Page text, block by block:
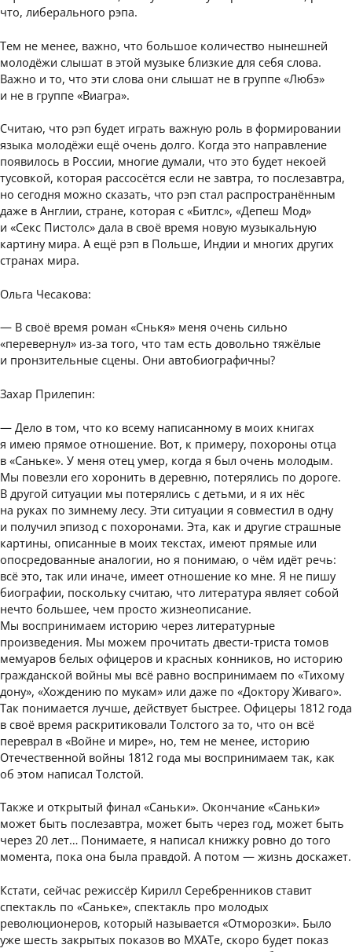
что, либерального рэпа.
Тем не менее, важно, что большое количество нынешней
молодёжи слышат в этой музыке близкие для себя слова.
Важно и то, что эти слова они слышат не в группе «Любэ»
и не в группе «Виагра».
Считаю, что рэп будет играть важную роль в формировании
языка молодёжи ещё очень долго. Когда это направление
появилось в России, многие думали, что это будет некоей
тусовкой, которая рассосётся если не завтра, то послезавтра,
но сегодня можно сказать, что рэп стал распространённым
даже в Англии, стране, которая с «Битлс», «Депеш Мод»
и «Секс Пистолс» дала в своё время новую музыкальную
картину мира. А ещё рэп в Польше, Индии и многих других
странах мира.
Ольга Чесакова:
— В своё время роман «Снькя» меня очень сильно
«перевернул» из-за того, что там есть довольно тяжёлые
и пронзительные сцены. Они автобиографичны?
Захар Прилепин:
— Дело в том, что ко всему написанному в моих книгах
я имею прямое отношение. Вот, к примеру, похороны отца
в «Саньке». У меня отец умер, когда я был очень молодым.
Мы повезли его хоронить в деревню, потерялись по дороге.
В другой ситуации мы потерялись с детьми, и я их нёс
на руках по зимнему лесу. Эти ситуации я совместил в одну
и получил эпизод с похоронами. Эта, как и другие страшные
картины, описанные в моих текстах, имеют прямые или
опосредованные аналогии, но я понимаю, о чём идёт речь:
всё это, так или иначе, имеет отношение ко мне. Я не пишу
биографии, поскольку считаю, что литература являет собой
нечто большее, чем просто жизнеописание.
Мы воспринимаем историю через литературные
произведения. Мы можем прочитать двести-триста томов
мемуаров белых офицеров и красных конников, но историю
гражданской войны мы всё равно воспринимаем по «Тихому
дону», «Хождению по мукам» или даже по «Доктору Живаго».
Так понимается лучше, действует быстрее. Офицеры 1812 года
в своё время раскритиковали Толстого за то, что он всё
переврал в «Войне и мире», но, тем не менее, историю
Отечественной войны 1812 года мы воспринимаем так, как
об этом написал Толстой.
Также и открытый финал «Саньки». Окончание «Саньки»
может быть послезавтра, может быть через год, может быть
через 20 лет… Понимаете, я написал книжку ровно до того
момента, пока она была правдой. А потом — жизнь доскажет.
Кстати, сейчас режиссёр Кирилл Серебренников ставит
спектакль по «Саньке», спектакль про молодых
революционеров, который называется «Отморозки». Было
уже шесть закрытых показов во МХАТе, скоро будет показ